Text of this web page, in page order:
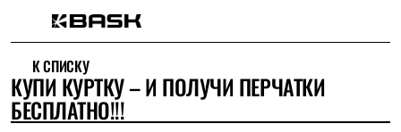
Интернет-магазин
Мужская одежда
Утепленная пухом
Куртки
К СПИСКУ
КУПИ КУРТКУ – И ПОЛУЧИ ПЕРЧАТКИ
БЕСПЛАТНО!!!